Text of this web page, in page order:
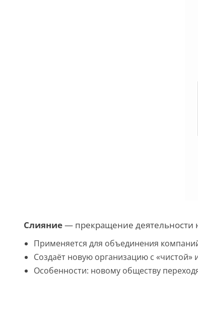
Слияние— прекращение деятельности
Применяется для объединения
Создаёт новую организацию с «чистой»
Особенности: новому обществу